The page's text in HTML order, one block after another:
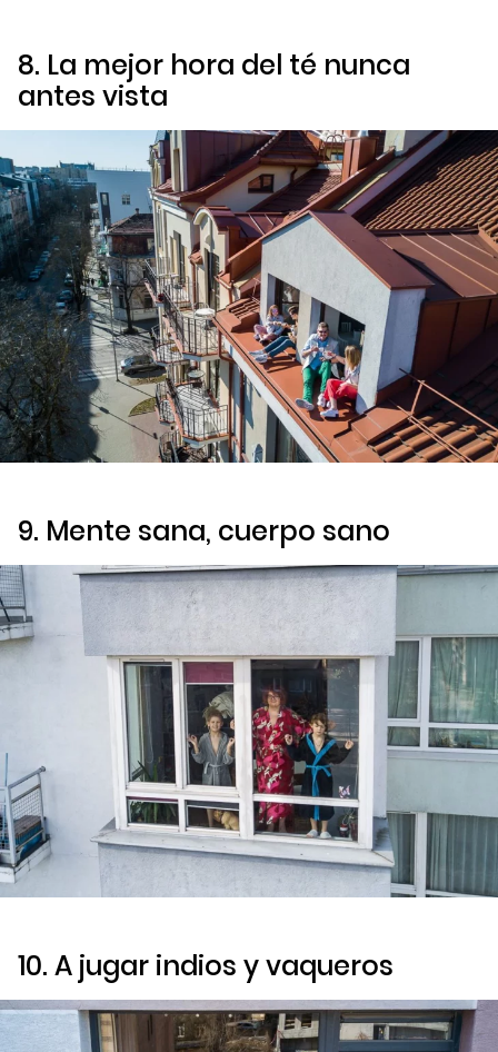
8. La mejor hora del té nunca
antes vista
9. Mente sana, cuerpo sano
10. A jugar indios y vaqueros